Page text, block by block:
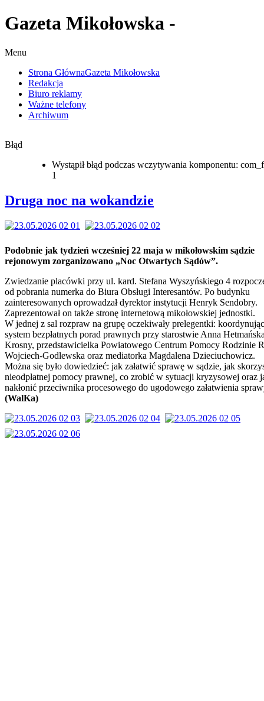
Gazeta Mikołowska -
Menu
Strona GłównaGazeta Mikołowska
Redakcja
Biuro reklamy
Ważne telefony
Archiwum
Błąd
Wystąpił błąd podczas wczytywania komponentu:
1
Druga noc na wokandzie
Podobnie jak tydzień wcześniej 22 maja w mikołowskim sądzie
rejonowym zorganizowano „Noc Otwartych Sądów”.
Zwiedzanie placówki przy ul. kard. Stefana Wyszyńskiego 4
od pobrania numerka do Biura Obsługi Interesantów. Po budynku
zainteresowanych oprowadzał dyrektor instytucji Henryk Sendobry.
Zaprezentował on także stronę internetową mikołowskiej jednostki.
W jednej z sal rozpraw na grupę oczekiwały prelegentki:
system bezpłatnych porad prawnych przy starostwie Anna
Krosny, przedstawicielka Powiatowego Centrum Pomocy Rodzinie
Wojciech-Godlewska oraz mediatorka Magdalena Dzieciuchowicz.
Można się było dowiedzieć: jak załatwić sprawę w sądzie, jak
nieodpłatnej pomocy prawnej, co zrobić w sytuacji kryzysowej oraz
nakłonić przeciwnika procesowego do ugodowego załatwienia
(WalKa)